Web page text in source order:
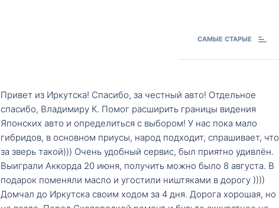
САМЫЕ СТАРЫЕ
Привет из Иркутска! Спасибо, за честный авто! Отдельное
спасибо, Владимиру К. Помог расширить границы видения
Японских авто и определиться с выбором! У нас пока мало
гибридов, в основном приусы, народ подходит, спрашивает, что
за зверь такой))) Очень удобный сервис, был приятно удивлён.
Выиграли Аккорда 20 июня, получить можно было 8 августа. В
подарок поменяли масло и угостили ништяками в дорогу ))))
Домчал до Иркутска своим ходом за 4 дня. Дорога хорошая, но